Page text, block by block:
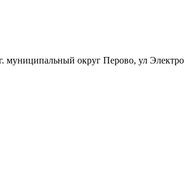
муниципальный округ Перово, ул